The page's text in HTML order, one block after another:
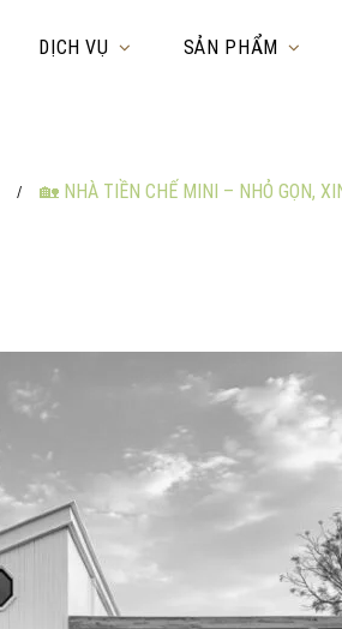
DỊCH VỤ SẢN PHẨM
/ 🏡 NHÀ TIỀN CHẾ MINI – NHỎ GỌN,